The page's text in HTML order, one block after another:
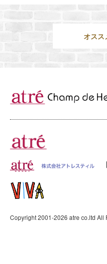
オスス
Copyright 2001-2026 atre co.ltd All